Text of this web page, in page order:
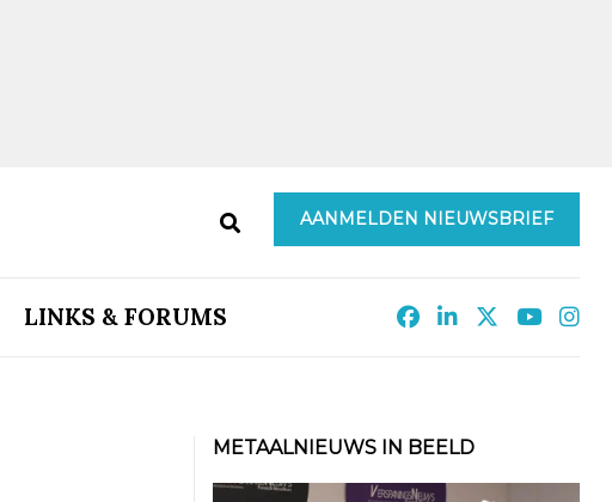
AANMELDEN NIEUWSBRIEF
LINKS & FORUMS
METAALNIEUWS IN BEELD